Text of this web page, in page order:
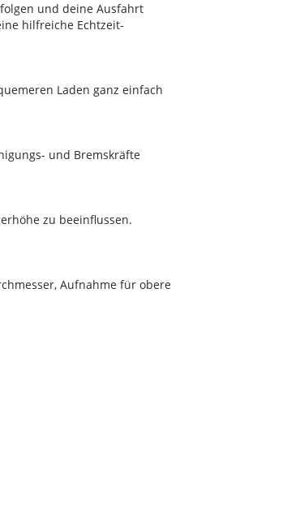
und deine Ausfahrt
hilfreiche Echtzeit-
Laden ganz einfach
und Bremskräfte
zu beeinflussen.
Aufnahme für obere